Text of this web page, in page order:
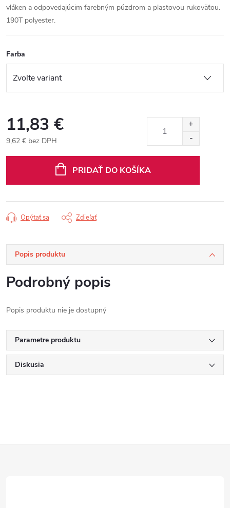
vláken a odpovedajúcim farebným púzdrom a plastovou rukoväťou.
190T polyester.
Farba
11,83 €
9,62 € bez DPH
PRIDAŤ DO KOŠÍKA
Opýtať sa Zdieľať
Popis produktu
Podrobný popis
Popis produktu nie je dostupný
Parametre produktu
Diskusia